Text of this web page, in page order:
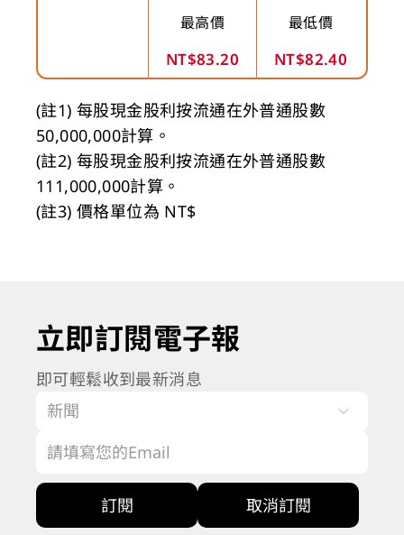
最高價
NT$83.20
最低價
NT$82.40
(註1) 每股現金股利按流通在外普通股數
50,000,000計算。
(註2) 每股現金股利按流通在外普通股數
111,000,000計算。
(註3) 價格單位為 NT$
立即訂閱電子報
即可輕鬆收到最新消息
訂閱 取消訂閱